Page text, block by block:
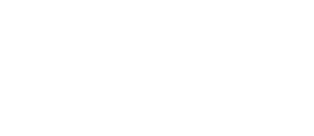
de DIAMANTES **OFICIAL DE GARENA**
de DIAMANTES **GRATIS** (SIN